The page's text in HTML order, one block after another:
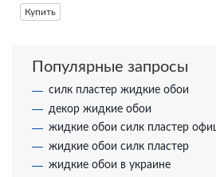
Купить
Популярные запросы
силк пластер жидкие обои
декор жидкие обои
жидкие обои силк пластер
жидкие обои силк пластер
жидкие обои в украине